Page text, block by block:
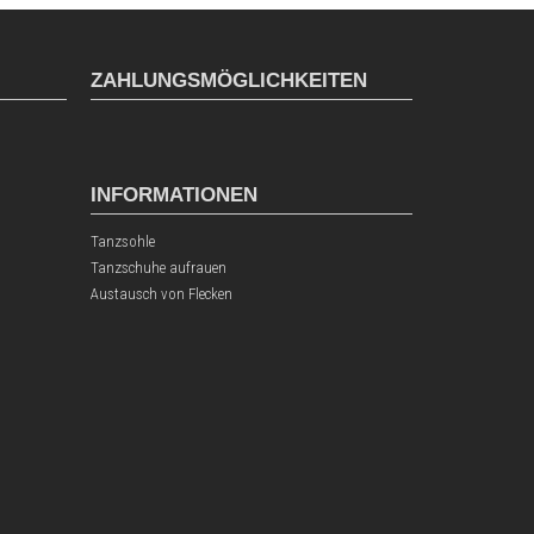
ZAHLUNGSMÖGLICHKEITEN
INFORMATIONEN
Tanzsohle
Tanzschuhe aufrauen
Austausch von Flecken